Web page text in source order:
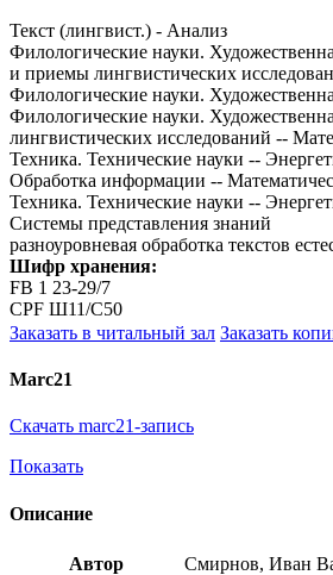
Текст (лингвист.) - Анализ
Филологические науки.
и приемы лингвистических
Филологические науки.
Филологические науки.
лингвистических исследований --
Техника. Технические науки --
Обработка информации --
Техника. Технические науки --
Системы представления знаний
разноуровневая обработка текстов
Шифр хранения:
FB 1 23-29/7
CPF Ш11/С50
Заказать в читальный зал Заказать
Marc21
Скачать marc21-запись
Показать
Описание
Автор
Смирнов, Иван